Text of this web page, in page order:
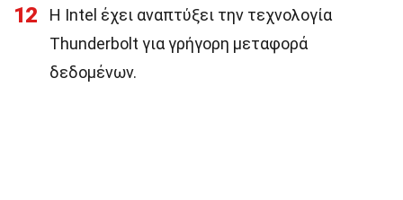
12
Η Intel έχει αναπτύξει την τεχνολογία
Thunderbolt για γρήγορη μεταφορά
δεδομένων.